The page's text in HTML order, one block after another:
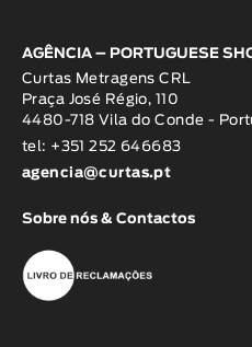
AGÊNCIA – PORTUGUESE
Curtas Metragens CRL
Praça José Régio, 110
4480-718 Vila do Conde -
tel: +351 252 646683
agencia@curtas.pt
Sobre nós & Contactos